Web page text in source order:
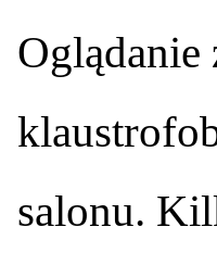
Oglądanie
salonu.